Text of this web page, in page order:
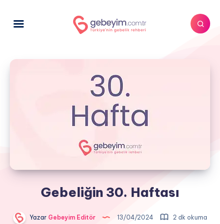
Gebeliğin 30. Haftası
YazarGebeyim Editör 13/04/2024 2 dk okuma